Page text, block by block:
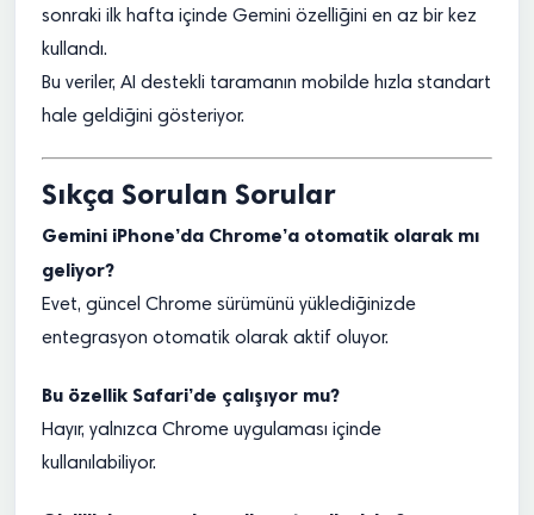
sonraki ilk hafta içinde Gemini özelliğini en az bir kez
kullandı.
Bu veriler, AI destekli taramanın mobilde hızla standart
hale geldiğini gösteriyor.
Sıkça Sorulan Sorular
Gemini iPhone’da Chrome’a otomatik olarak mı
geliyor?
Evet, güncel Chrome sürümünü yüklediğinizde
entegrasyon otomatik olarak aktif oluyor.
Bu özellik Safari’de çalışıyor mu?
Hayır, yalnızca Chrome uygulaması içinde
kullanılabiliyor.